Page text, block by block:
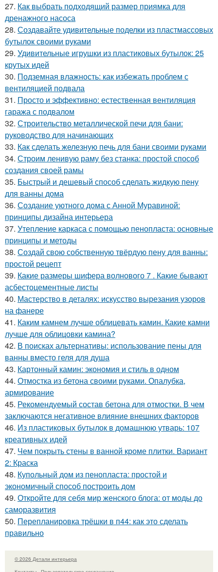
27. Как выбрать подходящий размер приямка для
дренажного насоса
28. Создавайте удивительные поделки из пластмассовых
бутылок своими руками
29. Удивительные игрушки из пластиковых бутылок: 25
крутых идей
30. Подземная влажность: как избежать проблем с
вентиляцией подвала
31. Просто и эффективно: естественная вентиляция
гаража с подвалом
32. Строительство металлической печи для бани:
руководство для начинающих
33. Как сделать железную печь для бани своими руками
34. Строим ленивую раму без станка: простой способ
создания своей рамы
35. Быстрый и дешевый способ сделать жидкую пену
для ванны дома
36. Создание уютного дома с Анной Муравиной:
принципы дизайна интерьера
37. Утепление каркаса с помощью пенопласта: основные
принципы и методы
38. Создай свою собственную твёрдую пену для ванны:
простой рецепт
39. Какие размеры шифера волнового 7 . Какие бывают
асбестоцементные листы
40. Мастерство в деталях: искусство вырезания узоров
на фанере
41. Каким камнем лучше облицевать камин. Какие камни
лучше для облицовки камина?
42. В поисках альтернативы: использование пены для
ванны вместо геля для душа
43. Картонный камин: экономия и стиль в одном
44. Отмостка из бетона своими руками. Опалубка,
армирование
45. Рекомендуемый состав бетона для отмостки. В чем
заключаются негативное влияние внешних факторов
46. Из пластиковых бутылок в домашнюю утварь: 107
креативных идей
47. Чем покрыть стены в ванной кроме плитки. Вариант
2: Краска
48. Купольный дом из пенопласта: простой и
экономичный способ построить дом
49. Откройте для себя мир женского блога: от моды до
саморазвития
50. Перепланировка трёшки в п44: как это сделать
правильно
© 2026 Детали интерьера